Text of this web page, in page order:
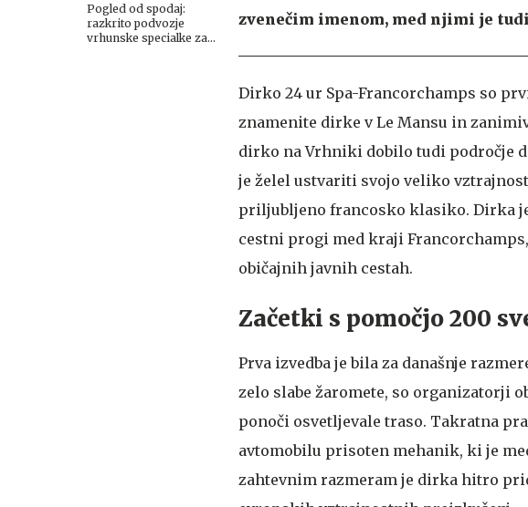
Pogled od spodaj:
razkrito podvozje
vrhunske specialke za
zvenečim imenom, med njimi je
Dirko 24 ur Spa-Francorchamps so
znamenite dirke v Le Mansu in
dirko na Vrhniki dobilo tudi področje
je želel ustvariti svojo veliko
priljubljeno francosko klasiko. Dirka
cestni progi med kraji
običajnih javnih cestah.
Začetki s pomočjo 200
Prva izvedba je bila za današnje
zelo slabe žaromete, so organizatorji
ponoči osvetljevale traso. Takratna
avtomobilu prisoten mehanik, ki je
zahtevnim razmeram je dirka hitro